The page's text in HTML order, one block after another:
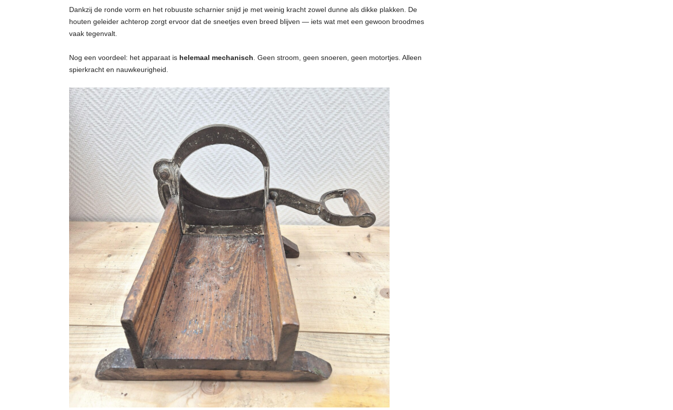
Dankzij de ronde vorm en het robuuste scharnier snijd je met weinig kracht zowel dunne als dikke plakken. De
houten geleider achterop zorgt ervoor dat de sneetjes even breed blijven — iets wat met een gewoon broodmes
vaak tegenvalt.
Nog een voordeel: het apparaat is helemaal mechanisch . Geen stroom, geen snoeren, geen motortjes. Alleen
spierkracht en nauwkeurigheid.